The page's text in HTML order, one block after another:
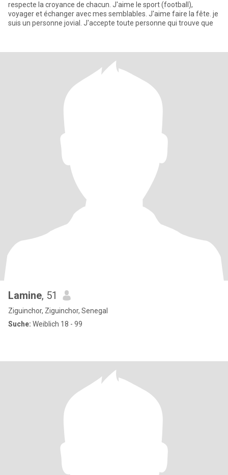
respecte la croyance de chacun. J'aime le sport (football),
voyager et échanger avec mes semblables. J'aime faire la fête. je
suis un personne jovial. J'accepte toute personne qui trouve que
Lamine, 51
Ziguinchor, Ziguinchor, Senegal
Suche: Weiblich 18 - 99